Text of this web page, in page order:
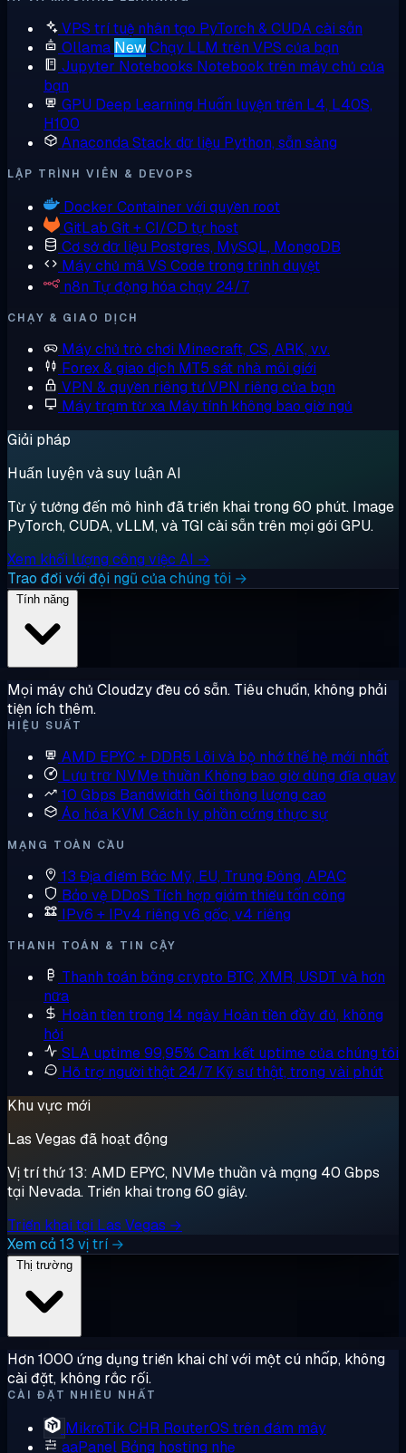
VPS trí tuệ nhân tạo PyTorch & CUDA cài sẵn
Ollama NewChạy LLM trên VPS của bạn
Jupyter Notebooks Notebook trên máy chủ của
bạn
GPU Deep Learning Huấn luyện trên L4, L40S,
H100
AnacondaStack dữ liệu Python, sẵn sàng
LẬP TRÌNH VIÊN & DEVOPS
Docker Container với quyền root
GitLab Git + CI/CD tự host
Cơ sở dữ liệu Postgres, MySQL, MongoDB
Máy chủ mãVS Code trong trình duyệt
n8n Tự động hóa chạy 24/7
CHẠY & GIAO DỊCH
Máy chủ trò chơi Minecraft, CS, ARK, v.v.
Forex & giao dịch MT5 sát nhà môi giới
VPN & quyền riêng tưVPN riêng của bạn
Máy trạm từ xa Máy tính không bao giờ ngủ
Giải pháp
Huấn luyện và suy luận AI
Từ ý tưởng đến mô hình đã triển khai trong 60 phút. Image
PyTorch, CUDA, vLLM, và TGI cài sẵn trên mọi gói GPU.
Xem khối lượng công việc AI →
Trao đổi với đội ngũ của chúng tôi →
Mọi máy chủ Cloudzy đều có sẵn. Tiêu chuẩn, không phải
tiện ích thêm.
HIỆU SUẤT
AMD EPYC + DDR5 Lõi và bộ nhớ thế hệ mới nhất
Lưu trữ NVMe thuần Không bao giờ dùng đĩa quay
10 Gbps Bandwidth Gói thông lượng cao
Ảo hóa KVM Cách ly phần cứng thực sự
MẠNG TOÀN CẦU
13 Địa điểm Bắc Mỹ, EU, Trung Đông, APAC
Bảo vệ DDoS Tích hợp giảm thiểu tấn công
IPv6 + IPv4 riêng v6 gốc, v4 riêng
THANH TOÁN & TIN CẬY
Thanh toán bằng crypto BTC, XMR, USDT và hơn
nữa
Hoàn tiền trong 14 ngày Hoàn tiền đầy đủ, không
hỏi
SLA uptime 99,95% Cam kết uptime của chúng tôi
Hỗ trợ người thật 24/7 Kỹ sư thật, trong vài phút
Khu vực mới
Las Vegas đã hoạt động
Vị trí thứ 13: AMD EPYC, NVMe thuần và mạng 40 Gbps
tại Nevada. Triển khai trong 60 giây.
Triển khai tại Las Vegas →
Xem cả 13 vị trí →
Hơn 1000 ứng dụng triển khai chỉ với một cú nhấp, không
cài đặt, không rắc rối.
CÀI ĐẶT NHIỀU NHẤT
MikroTik CHR RouterOS trên đám mây
aaPanel Bảng hosting nhẹ